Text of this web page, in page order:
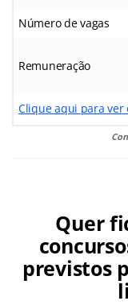
Número de vagas
Remuneração
Clique aqui para
Quer
previstos